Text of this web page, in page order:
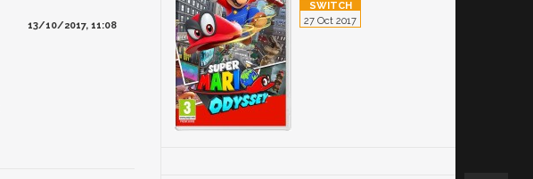
13/10/2017, 11:08 27 Oct 2017